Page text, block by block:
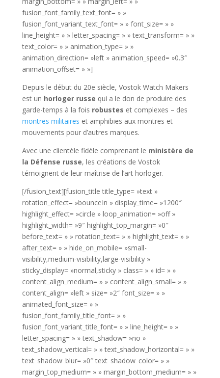
fusion_font_family_text_font= » »
fusion_font_variant_text_font= » » font_size= » »
line_height= » » letter_spacing= » » text_transform= » »
text_color= » » animation_type= » »
animation_direction= »left » animation_speed= »0.3″
animation_offset= » »]
Depuis le début du 20e siècle, Vostok Watch Makers
est un horloger russe qui a le don de produire des
garde-temps à la fois robustes et complexes – des
montres militaires et amphibies aux montres et
mouvements pour d’autres marques.
Avec une clientèle fidèle comprenant le ministère de
la Défense russe, les créations de Vostok
témoignent de leur maîtrise de l’art horloger.
[/fusion_text][fusion_title title_type= »text »
rotation_effect= »bounceIn » display_time= »1200″
highlight_effect= »circle » loop_animation= »off »
highlight_width= »9″ highlight_top_margin= »0″
before_text= » » rotation_text= » » highlight_text= » »
after_text= » » hide_on_mobile= »small-
visibility,medium-visibility,large-visibility »
sticky_display= »normal,sticky » class= » » id= » »
content_align_medium= » » content_align_small= » »
content_align= »left » size= »2″ font_size= » »
animated_font_size= » »
fusion_font_family_title_font= » »
fusion_font_variant_title_font= » » line_height= » »
letter_spacing= » » text_shadow= »no »
text_shadow_vertical= » » text_shadow_horizontal= » »
text_shadow_blur= »0″ text_shadow_color= » »
margin_top_medium= » » margin_bottom_medium= » »